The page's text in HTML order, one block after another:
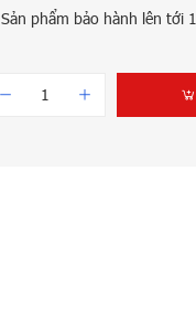
Sản phẩm bảo hành lên tới